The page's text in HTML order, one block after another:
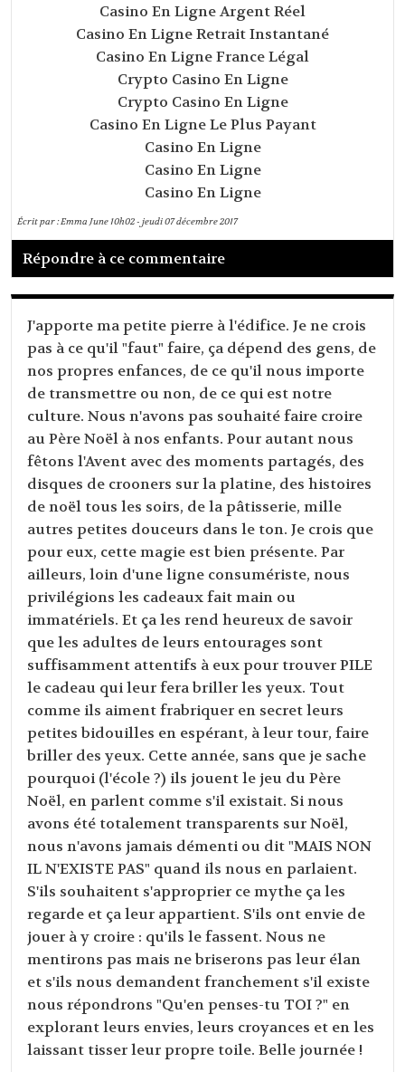
Casino En Ligne Argent Réel
Casino En Ligne Retrait Instantané
Casino En Ligne France Légal
Crypto Casino En Ligne
Crypto Casino En Ligne
Casino En Ligne Le Plus Payant
Casino En Ligne
Casino En Ligne
Casino En Ligne
Écrit par :Emma June10h02-jeudi 07décembre 2017
Répondre à ce commentaire
J'apporte ma petite pierre à l'édifice. Je ne crois
pas à ce qu'il "faut" faire, ça dépend des gens, de
nos propres enfances, de ce qu'il nous importe
de transmettre ou non, de ce qui est notre
culture. Nous n'avons pas souhaité faire croire
au Père Noël à nos enfants. Pour autant nous
fêtons l'Avent avec des moments partagés, des
disques de crooners sur la platine, des histoires
de noël tous les soirs, de la pâtisserie, mille
autres petites douceurs dans le ton. Je crois que
pour eux, cette magie est bien présente. Par
ailleurs, loin d'une ligne consumériste, nous
privilégions les cadeaux fait main ou
immatériels. Et ça les rend heureux de savoir
que les adultes de leurs entourages sont
suffisamment attentifs à eux pour trouver PILE
le cadeau qui leur fera briller les yeux. Tout
comme ils aiment frabriquer en secret leurs
petites bidouilles en espérant, à leur tour, faire
briller des yeux. Cette année, sans que je sache
pourquoi (l'école ?) ils jouent le jeu du Père
Noël, en parlent comme s'il existait. Si nous
avons été totalement transparents sur Noël,
nous n'avons jamais démenti ou dit "MAIS NON
IL N'EXISTE PAS" quand ils nous en parlaient.
S'ils souhaitent s'approprier ce mythe ça les
regarde et ça leur appartient. S'ils ont envie de
jouer à y croire : qu'ils le fassent. Nous ne
mentirons pas mais ne briserons pas leur élan
et s'ils nous demandent franchement s'il existe
nous répondrons "Qu'en penses-tu TOI ?" en
explorant leurs envies, leurs croyances et en les
laissant tisser leur propre toile. Belle journée !